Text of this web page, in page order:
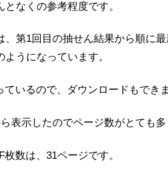
となくの参考程度です。
、第1回目の抽せん結果から順に
ようになっています。
ているので、ダウンロードもでき
表示したのでページ数がとても
枚数は、31ページです。